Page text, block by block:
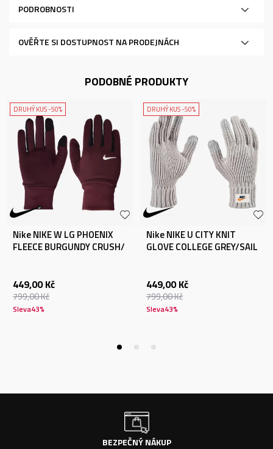
PODROBNOSTI
OVĚŘTE SI DOSTUPNOST NA PRODEJNÁCH
PODOBNÉ PRODUKTY
DRUHÝ KUS -50%
Nike NIKE W LG PHOENIX
FLEECE BURGUNDY CRUSH/
449,00 Kč
799,00Kč
Sleva43%
DRUHÝ KUS -50%
Nike NIKE U CITY KNIT
GLOVE COLLEGE GREY/SAIL
449,00 Kč
799,00Kč
Sleva43%
BEZPEČNÝ NÁKUP